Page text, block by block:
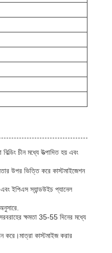
চীন মধ্যে উত্পাদিত হয় এবং
উপর ভিত্তি করে কাস্টমাইজেশন
ইপিএস স্যান্ডউইচ প্যানেল
ক্ষমতা 35-55 দিনের মধ্যে
করে।মাত্রা কাস্টমাইজ করার